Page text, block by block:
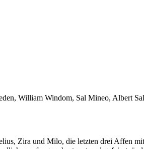
William Windom, Sal Mineo, Albert
Zira und Milo, die letzten drei Affen